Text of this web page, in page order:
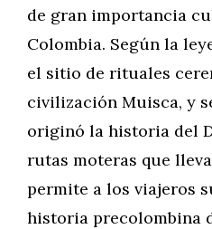
de gran importancia
Colombia. Según la
el sitio de rituales
civilización Muisca, y
originó la historia del
rutas moteras que
permite a los viajeros
historia precolombina